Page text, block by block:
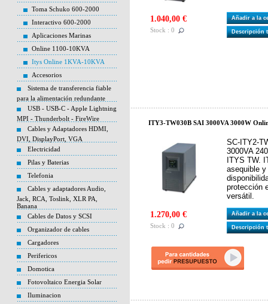
Toma Schuko 600-2000
Interactivo 600-2000
Aplicaciones Marinas
Online 1100-10KVA
Itys Online 1KVA-10KVA
Accesorios
Sistema de transferencia fiable
para la alimentación redundante
USB - USB-C - Apple Lightning
MPI - Thunderbolt - FireWire
Cables y Adaptadores HDMI,
DVI, DisplayPort, VGA
Electricidad
Pilas y Baterias
Telefonia
Cables y adaptadores Audio,
Jack, RCA, Toslink, XLR PA,
Banana
Cables de Datos y SCSI
Organizador de cables
Cargadores
Perifericos
Domotica
Fotovoltaico Energia Solar
Iluminacion
1.040,00 €
Stock : 0
Añadir a la
Descripción
ITY3-TW030B SAI 3000VA 3000W
SC-ITY2-
3000VA
ITYS TW.
asequible
protección
versátil.
1.270,00 €
Stock : 0
Añadir a la
Descripción